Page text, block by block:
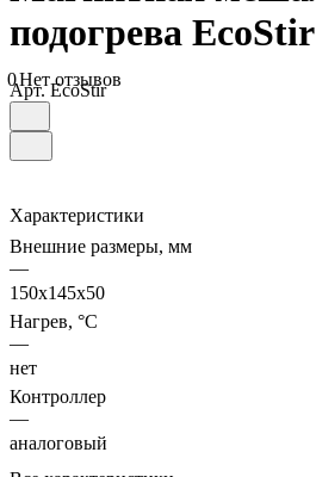
подогрева EcoStir
0Нет отзывов
Арт.EcoStir
Характеристики
Внешние размеры, мм
—
150х145х50
Нагрев, °С
—
нет
Контроллер
—
аналоговый